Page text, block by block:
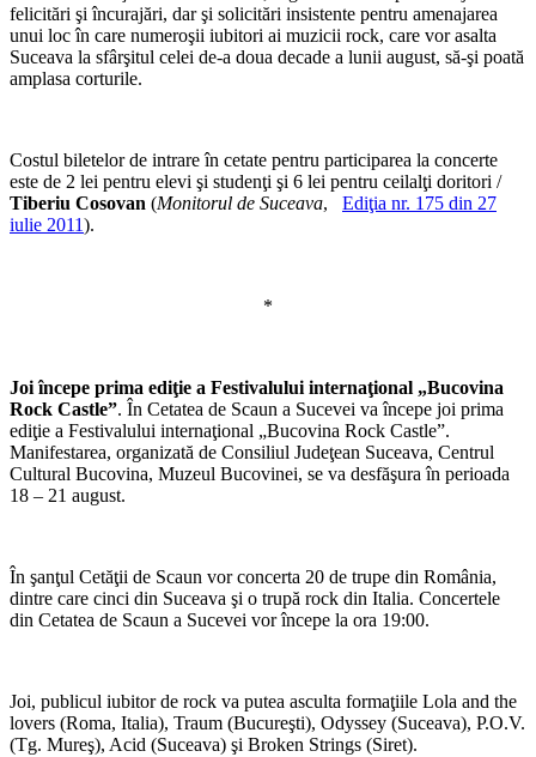
felicitări şi încurajări, dar şi solicitări insistente pentru amenajarea
unui loc în care numeroşii iubitori ai muzicii rock, care vor asalta
Suceava la sfârşitul celei de-a doua decade a lunii august, să-şi poată
amplasa corturile.
Costul biletelor de intrare în cetate pentru participarea la concerte
este de 2 lei pentru elevi şi studenţi şi 6 lei pentru ceilalţi doritori /
Tiberiu Cosovan (Monitorul de Suceava, Ediţia nr. 175 din 27
iulie 2011).
*
Joi începe prima ediţie a Festivalului internaţional „Bucovina
Rock Castle”. În Cetatea de Scaun a Sucevei va începe joi prima
ediţie a Festivalului internaţional „Bucovina Rock Castle”.
Manifestarea, organizată de Consiliul Judeţean Suceava, Centrul
Cultural Bucovina, Muzeul Bucovinei, se va desfăşura în perioada
18 – 21 august.
În şanţul Cetăţii de Scaun vor concerta 20 de trupe din România,
dintre care cinci din Suceava şi o trupă rock din Italia. Concertele
din Cetatea de Scaun a Sucevei vor începe la ora 19:00.
Joi, publicul iubitor de rock va putea asculta formaţiile Lola and the
lovers (Roma, Italia), Traum (Bucureşti), Odyssey (Suceava), P.O.V.
(Tg. Mureş), Acid (Suceava) şi Broken Strings (Siret).